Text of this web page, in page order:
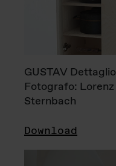
GUSTAV Dettaglio
Fotografo: Lorenz
Sternbach
Download